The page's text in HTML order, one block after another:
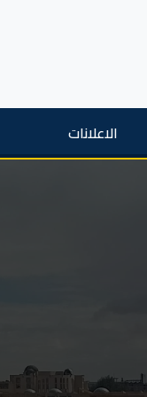
الاعلانات